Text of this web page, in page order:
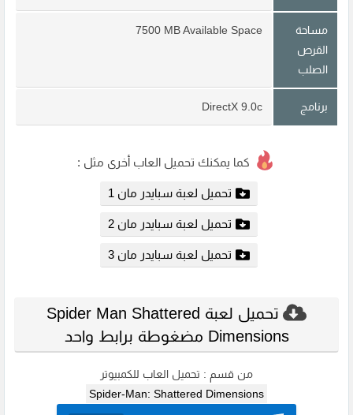
مساحة
القرص
الصلب
7500 MB Available Space
برنامج DirectX 9.0c
كما يمكنك تحميل العاب أخرى مثل :
تحميل لعبة سبايدر مان 1
تحميل لعبة سبايدر مان 2
تحميل لعبة سبايدر مان 3
تحميل لعبة Spider Man Shattered
Dimensions مضغوطة برابط واحد
من قسم : تحميل العاب للكمبيوتر
Spider-Man: Shattered Dimensions